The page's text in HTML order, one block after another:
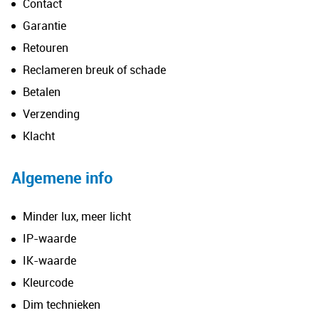
Contact
Garantie
Retouren
Reclameren breuk of schade
Betalen
Verzending
Klacht
Algemene info
Minder lux, meer licht
IP-waarde
IK-waarde
Kleurcode
Dim technieken